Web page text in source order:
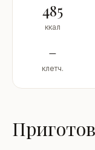
485
ккал
–
клетч.